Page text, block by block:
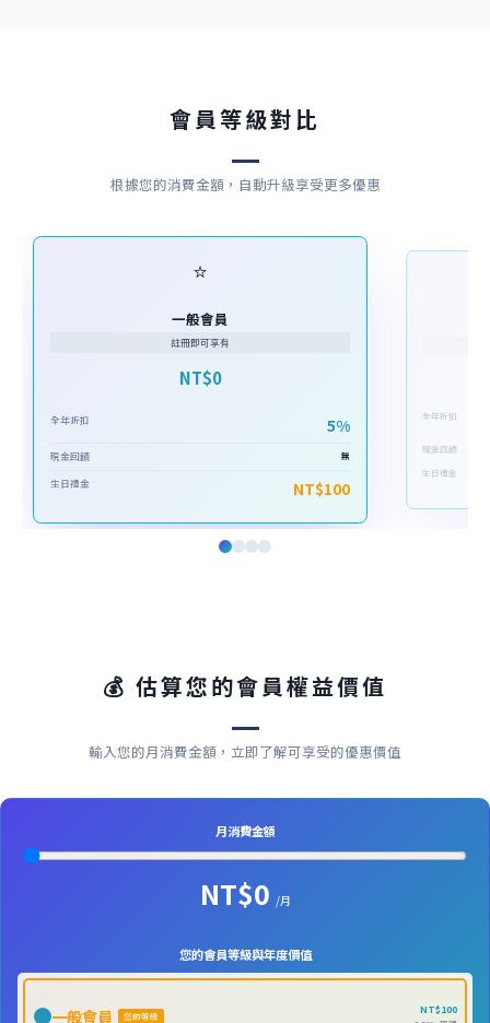
會員等級對比
根據您的消費金額，自動升級享受更多優惠
⭐
一般會員
註冊即可享有
NT$0
全年折扣 5%
現金回饋 無
生日禮金 NT$100
全年折扣
現金回饋
生日禮金
💰 估算您的會員權益價值
輸入您的月消費金額，立即了解可享受的優惠價值
月消費金額
NT$0 /月
您的會員等級與年度價值
一般會員 您的等級 NT$100